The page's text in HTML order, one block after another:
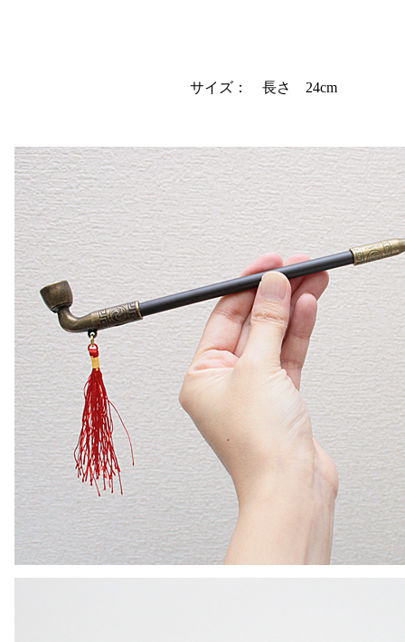
サイズ： 長さ 24cm